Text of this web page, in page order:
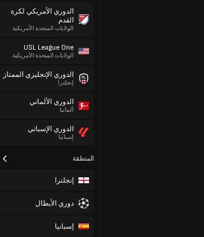
الدوري الأمريكي لكرة
القدم
الولايات المتحدة الأمريكية
USL League One
الولايات المتحدة الأمريكية
الدوري الإنجليزي الممتاز
إنجلترا
الدوري الألماني
ألمانيا
الدوري الإسباني
إسبانيا
المنطقة
إنجلترا
دوري الأبطال
إسبانيا